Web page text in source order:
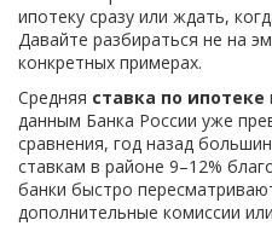
ипотеку сразу или ждать,
Давайте разбираться не на
конкретных примерах.
Средняя ставка по ипотеке
данным Банка России уже
сравнения, год назад
ставкам в районе 9–12%
банки быстро
дополнительные комиссии